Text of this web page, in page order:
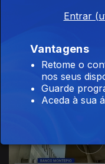
Entrar
Vantagens
Retome o
nos seus
Guarde
Aceda à sua